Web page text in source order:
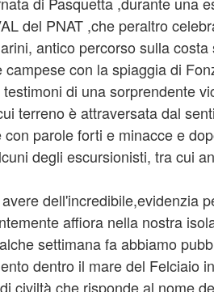
del PNAT ,che peraltro
antico percorso sulla costa
campese con la spiaggia di
di una sorprendente
terreno è attraversata dal
con parole forti e minacce e
degli escursionisti, tra cui
dell'incredibile,evidenzia
affiora nella nostra
settimana fa abbiamo
dentro il mare del Felciaio
civiltà che risponde al nome